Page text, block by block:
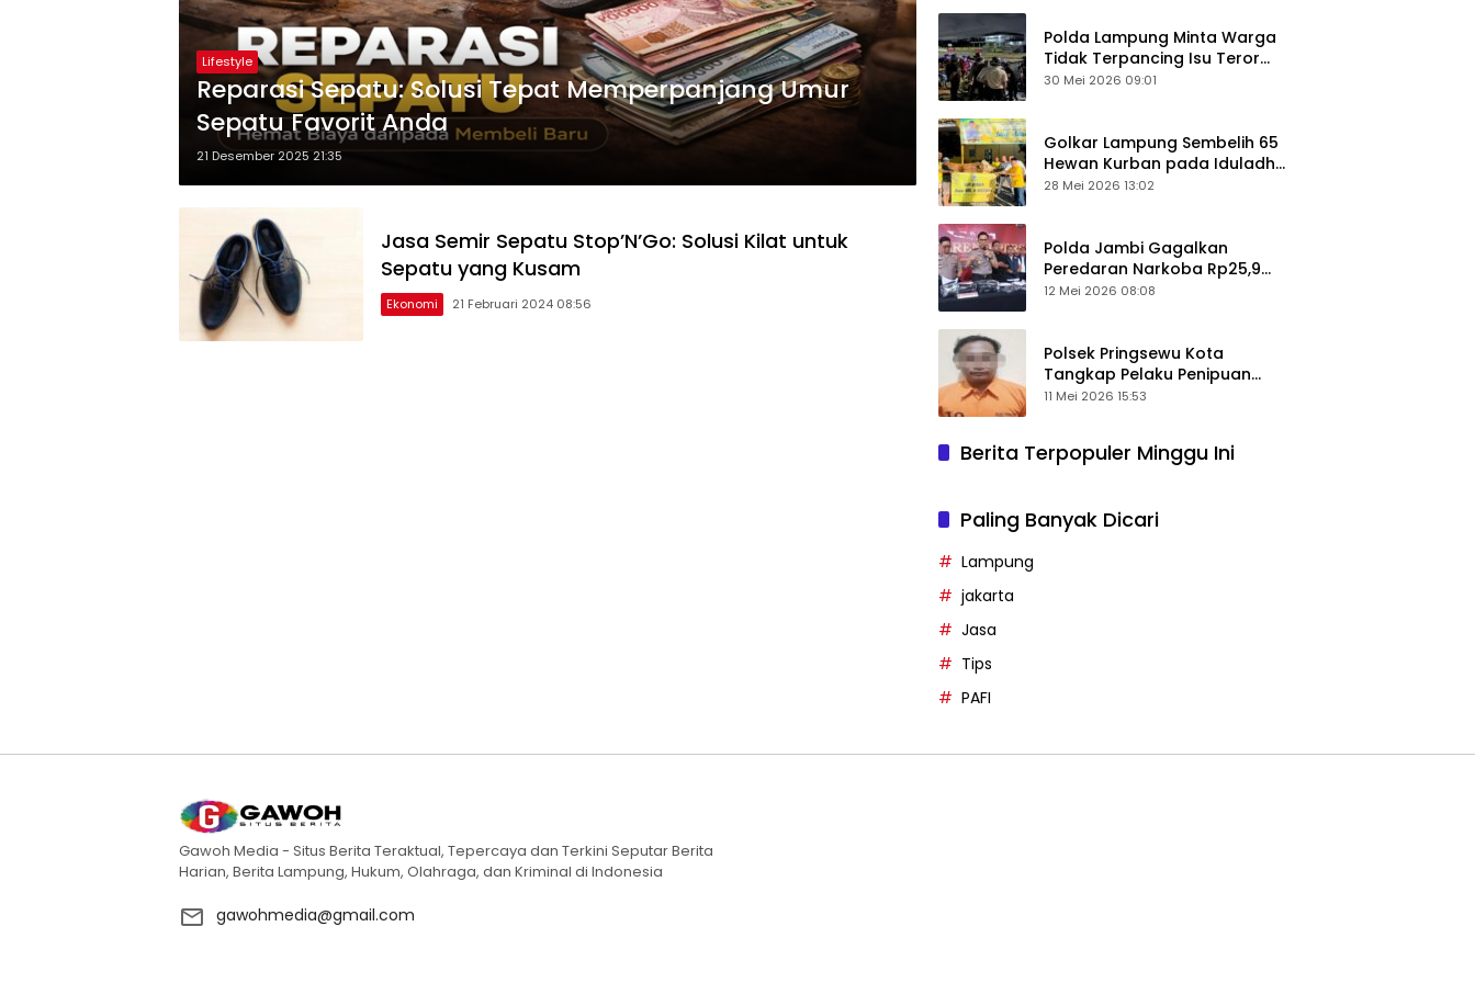
Lifestyle
Reparasi Sepatu: Solusi Tepat Memperpanjang Umur
Sepatu Favorit Anda
21 Desember 2025 21:35
Jasa Semir Sepatu Stop’N’Go: Solusi Kilat untuk
Sepatu yang Kusam
Ekonomi 21 Februari 2024 08:56
Polda Lampung Minta Warga
Tidak Terpancing Isu Teror
Pocong Palsu, Patroli
30 Mei 2026 09:01
Golkar Lampung Sembelih 65
Hewan Kurban pada Iduladha
1447 Hijriah
28 Mei 2026 13:02
Polda Jambi Gagalkan
Peredaran Narkoba Rp25,9
Miliar, Empat Tersangka
12 Mei 2026 08:08
Polsek Pringsewu Kota
Tangkap Pelaku Penipuan
Mobil, Sempat Kabur ke Jambi
11 Mei 2026 15:53
Berita Terpopuler Minggu Ini
Paling Banyak Dicari
Lampung
jakarta
Jasa
Tips
PAFI
Gawoh Media - Situs Berita Teraktual, Tepercaya dan Terkini Seputar Berita
Harian, Berita Lampung, Hukum, Olahraga, dan Kriminal di Indonesia
gawohmedia@gmail.com